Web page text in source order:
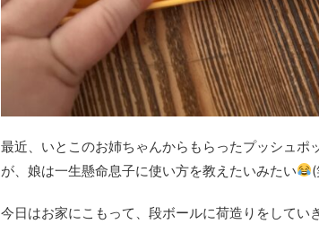
最近、いとこのお姉ちゃんからもらったプッシュポ
が、娘は一生懸命息子に使い方を教えたいみたい
今日はお家にこもって、段ボールに荷造りをしてい